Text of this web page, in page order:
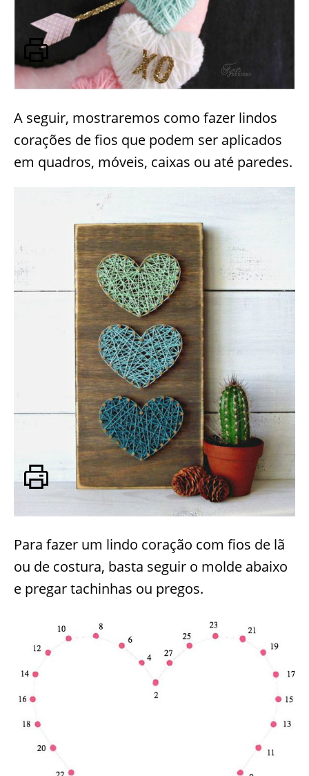
A seguir, mostraremos como fazer lindos
corações de fios que podem ser aplicados
em quadros, móveis, caixas ou até paredes.
Para fazer um lindo coração com fios de lã
ou de costura, basta seguir o molde abaixo
e pregar tachinhas ou pregos.